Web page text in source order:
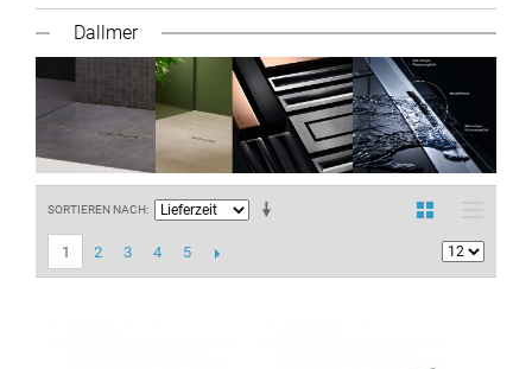
Dallmer
SORTIEREN NACH
1 2 3 4 5